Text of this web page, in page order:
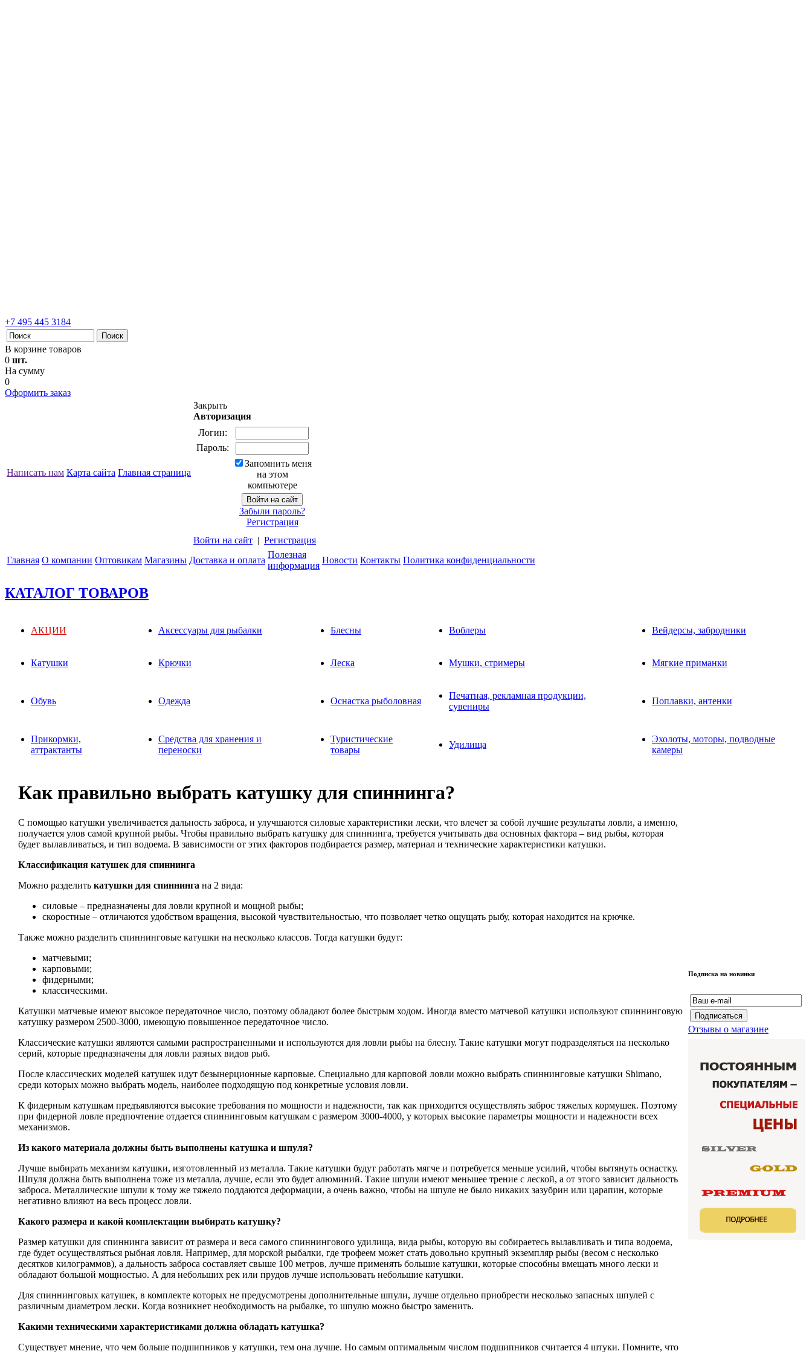
+7 495 445 3184
В корзине товаров
0 шт.
На сумму
0
Оформить заказ
Написать нам Карта сайта Главная страница
Закрыть
Авторизация
Логин:
Пароль:
Запомнить меня
на этом
компьютере
Забыли пароль?
Регистрация
Войти на сайт | Регистрация
Главная О компании Оптовикам Магазины Доставка и оплата
Полезная
информация
Новости Контакты Политика конфиденциальности
КАТАЛОГ ТОВАРОВ
АКЦИИ Аксессуары для рыбалки Блесны Воблеры Вейдерсы, забродники
Катушки Крючки Леска Мушки, стримеры Мягкие приманки
Обувь Одежда Оснастка рыболовная
Печатная, рекламная продукции,
сувениры
Поплавки, антенки
Прикормки,
аттрактанты
Средства для хранения и
переноски
Туристические
товары
Удилища
Эхолоты, моторы, подводные
камеры
Как правильно выбрать катушку для спиннинга?
С помощью катушки увеличивается дальность заброса, и улучшаются силовые характеристики лески, что влечет за собой лучшие результаты ловли, а именно,
получается улов самой крупной рыбы. Чтобы правильно выбрать катушку для спиннинга, требуется учитывать два основных фактора – вид рыбы, которая
будет вылавливаться, и тип водоема. В зависимости от этих факторов подбирается размер, материал и технические характеристики катушки.
Классификация катушек для спиннинга
Можно разделить катушки для спиннинга на 2 вида:
силовые – предназначены для ловли крупной и мощной рыбы;
скоростные – отличаются удобством вращения, высокой чувствительностью, что позволяет четко ощущать рыбу, которая находится на крючке.
Также можно разделить спиннинговые катушки на несколько классов. Тогда катушки будут:
матчевыми;
карповыми;
фидерными;
классическими.
Катушки матчевые имеют высокое передаточное число, поэтому обладают более быстрым ходом. Иногда вместо матчевой катушки используют спиннинговую
катушку размером 2500-3000, имеющую повышенное передаточное число.
Классические катушки являются самыми распространенными и используются для ловли рыбы на блесну. Такие катушки могут подразделяться на несколько
серий, которые предназначены для ловли разных видов рыб.
После классических моделей катушек идут безынерционные карповые. Специально для карповой ловли можно выбрать спиннинговые катушки Shimano,
среди которых можно выбрать модель, наиболее подходящую под конкретные условия ловли.
К фидерным катушкам предъявляются высокие требования по мощности и надежности, так как приходится осуществлять заброс тяжелых кормушек. Поэтому
при фидерной ловле предпочтение отдается спиннинговым катушкам с размером 3000-4000, у которых высокие параметры мощности и надежности всех
механизмов.
Из какого материала должны быть выполнены катушка и шпуля?
Лучше выбирать механизм катушки, изготовленный из металла. Такие катушки будут работать мягче и потребуется меньше усилий, чтобы вытянуть оснастку.
Шпуля должна быть выполнена тоже из металла, лучше, если это будет алюминий. Такие шпули имеют меньшее трение с леской, а от этого зависит дальность
заброса. Металлические шпули к тому же тяжело поддаются деформации, а очень важно, чтобы на шпуле не было никаких зазубрин или царапин, которые
негативно влияют на весь процесс ловли.
Какого размера и какой комплектации выбирать катушку?
Размер катушки для спиннинга зависит от размера и веса самого спиннингового удилища, вида рыбы, которую вы собираетесь вылавливать и типа водоема,
где будет осуществляться рыбная ловля. Например, для морской рыбалки, где трофеем может стать довольно крупный экземпляр рыбы (весом с несколько
десятков килограммов), а дальность заброса составляет свыше 100 метров, лучше применять большие катушки, которые способны вмещать много лески и
обладают большой мощностью. А для небольших рек или прудов лучше использовать небольшие катушки.
Для спиннинговых катушек, в комплекте которых не предусмотрены дополнительные шпули, лучше отдельно приобрести несколько запасных шпулей с
различным диаметром лески. Когда возникнет необходимость на рыбалке, то шпулю можно быстро заменить.
Какими техническими характеристиками должна обладать катушка?
Существует мнение, что чем больше подшипников у катушки, тем она лучше. Но самым оптимальным числом подшипников считается 4 штуки. Помните, что
Подписка на новинки
Отзывы о магазине